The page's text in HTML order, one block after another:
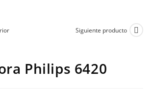
Siguiente producto
Philips 6420